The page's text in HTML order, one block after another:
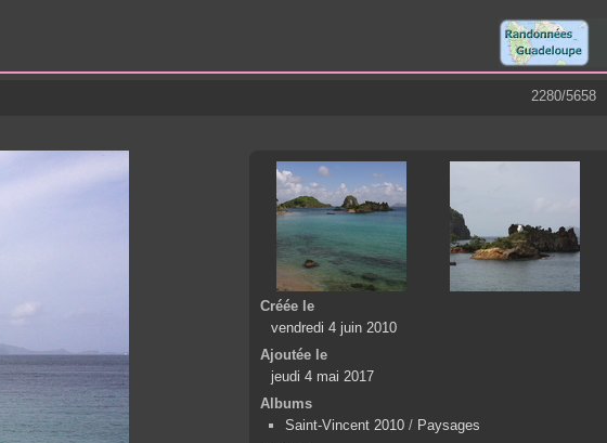
2280/5658
Créée le
vendredi 4 juin 2010
Ajoutée le
jeudi 4 mai 2017
Albums
Saint-Vincent 2010 / Paysages